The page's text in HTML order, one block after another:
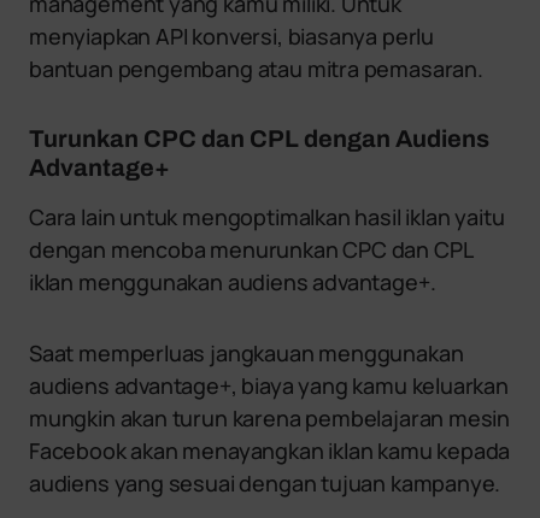
menyiapkan API konversi, biasanya perlu
bantuan pengembang atau mitra pemasaran.
Turunkan CPC dan CPL dengan Audiens
Advantage+
Cara lain untuk mengoptimalkan hasil iklan yaitu
dengan mencoba menurunkan CPC dan CPL
iklan menggunakan audiens advantage+.
Saat memperluas jangkauan menggunakan
audiens advantage+, biaya yang kamu keluarkan
mungkin akan turun karena pembelajaran mesin
Facebook akan menayangkan iklan kamu kepada
audiens yang sesuai dengan tujuan kampanye.